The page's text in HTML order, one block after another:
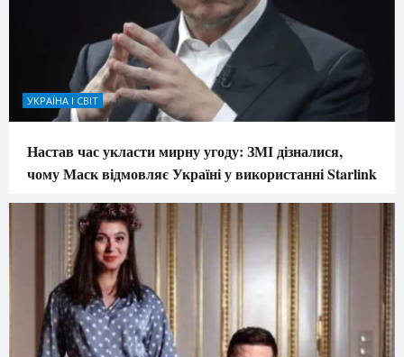
УКРАЇНА І СВІТ
Настав час укласти мирну угоду: ЗМІ дізналися,
чому Маск відмовляє Україні у використанні Starlink